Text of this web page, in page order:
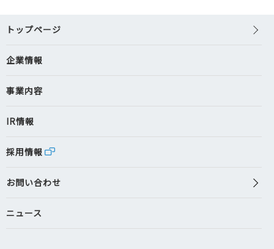
トップページ
企業情報
事業内容
IR情報
採用情報
お問い合わせ
ニュース